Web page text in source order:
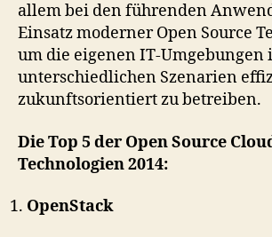
allem bei den führenden
Einsatz moderner Open Source
um die eigenen IT-Umgebungen
unterschiedlichen Szenarien
zukunftsorientiert zu betreiben.
Die Top 5 der Open Source
Technologien 2014:
OpenStack